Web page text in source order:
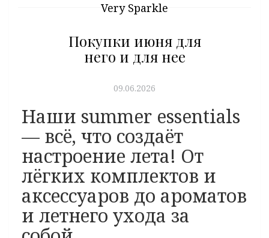
Very Sparkle
Покупки июня для
него и для нее
09.06.2026
Наши summer essentials
— всё, что создаёт
настроение лета! От
лёгких комплектов и
аксессуаров до ароматов
и летнего ухода за